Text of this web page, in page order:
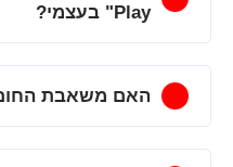
Play" בעצמי?
האם משאבת